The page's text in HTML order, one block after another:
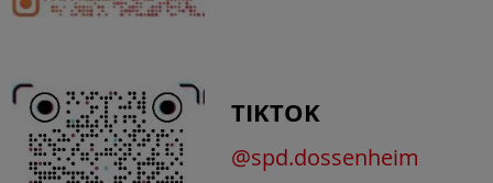
TIKTOK
@spd.dossenheim